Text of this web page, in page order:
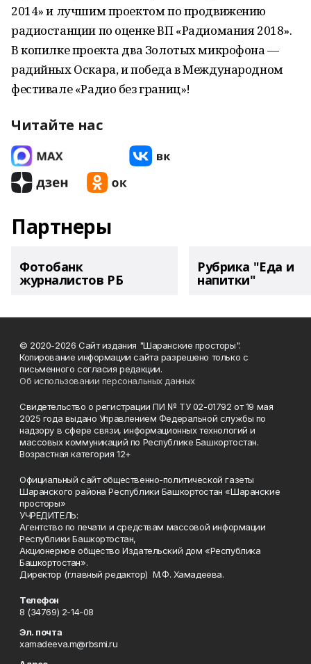
2014» и лучшим проектом по продвижению
радиостанции по оценке ВП «Радиомания 2018».
В копилке проекта два Золотых микрофона —
радийных Оскара, и победа в Международном
фестивале «Радио без границ»!
Читайте нас
Партнеры
Фотобанк
журналистов РБ
Рубрика "Еда и
напитки"
© 2020-2026 Сайт издания "Шаранские просторы".
Копирование информации сайта разрешено только с
письменного согласия редакции.
Об использовании персональных данных
Свидетельство о регистрации ПИ № ТУ 02-01792 от 19 мая
2025 года выдано Управлением Федеральной службы по
надзору в сфере связи, информационных технологий и
массовых коммуникаций по Республике Башкортостан.
Возрастная категория 12+
Официальный сайт общественно-политической газеты
Шаранского района Республики Башкортостан «Шаранские
просторы»
УЧРЕДИТЕЛЬ:
Агентство по печати и средствам массовой информации
Республики Башкортостан,
Акционерное общество Издательский дом «Республика
Башкортостан».
Директор (главный редактор) М.Ф. Хамадеева.
Телефон
8 (34769) 2-14-08
Эл. почта
xamadeeva.m@rbsmi.ru